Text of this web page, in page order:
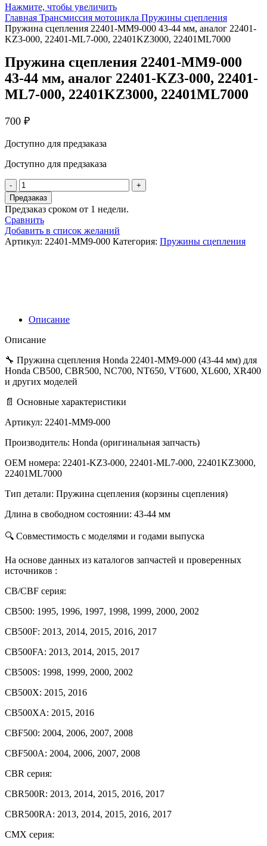
Нажмите, чтобы увеличить
Главная Трансмиссия мотоцикла Пружины сцепления
Пружина сцепления 22401-MM9-000 43-44 мм, аналог 22401-
KZ3-000, 22401-ML7-000, 22401KZ3000, 22401ML7000
Пружина сцепления 22401-MM9-000
43-44 мм, аналог 22401-KZ3-000, 22401-
ML7-000, 22401KZ3000, 22401ML7000
700 ₽
Доступно для предзаказа
Доступно для предзаказа
Количество
товара
Пружина
сцепления
22401-
MM9-
000
000,
ML7-
000,
22401KZ3000,
22401ML7000
Предзаказ
Предзаказ сроком от 1 недели.
Сравнить
Добавить в список желаний
Артикул: 22401-MM9-000 Категория: Пружины сцепления
Описание
Описание
🔧 Пружина сцепления Honda 22401-MM9-000 (43-44 мм) для
Honda CB500, CBR500, NC700, NT650, VT600, XL600, XR400
и других моделей
📄 Основные характеристики
Артикул: 22401-MM9-000
Производитель: Honda (оригинальная запчасть)
OEM номера: 22401-KZ3-000, 22401-ML7-000, 22401KZ3000,
22401ML7000
Тип детали: Пружина сцепления (корзины сцепления)
Длина в свободном состоянии: 43-44 мм
🔍 Совместимость с моделями и годами выпуска
На основе данных из каталогов запчастей и проверенных
источников :
CB/CBF серия:
CB500: 1995, 1996, 1997, 1998, 1999, 2000, 2002
CB500F: 2013, 2014, 2015, 2016, 2017
CB500FA: 2013, 2014, 2015, 2017
CB500S: 1998, 1999, 2000, 2002
CB500X: 2015, 2016
CB500XA: 2015, 2016
CBF500: 2004, 2006, 2007, 2008
CBF500A: 2004, 2006, 2007, 2008
CBR серия:
CBR500R: 2013, 2014, 2015, 2016, 2017
CBR500RA: 2013, 2014, 2015, 2016, 2017
CMX серия: